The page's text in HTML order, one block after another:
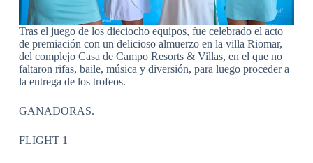
Tras el juego de los dieciocho equipos, fue celebrado el acto
de premiación con un delicioso almuerzo en la villa Riomar,
del complejo Casa de Campo Resorts & Villas, en el que no
faltaron rifas, baile, música y diversión, para luego proceder a
la entrega de los trofeos.
GANADORAS.
FLIGHT 1